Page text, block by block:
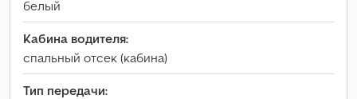
белый
Кабина водителя:
спальный отсек (кабина)
Тип передачи: